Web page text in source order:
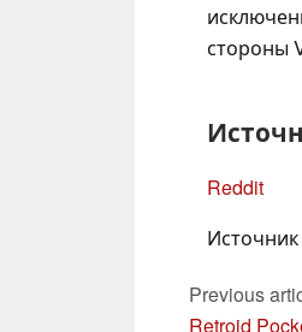
стороны
Reddit
Previous
Retroid